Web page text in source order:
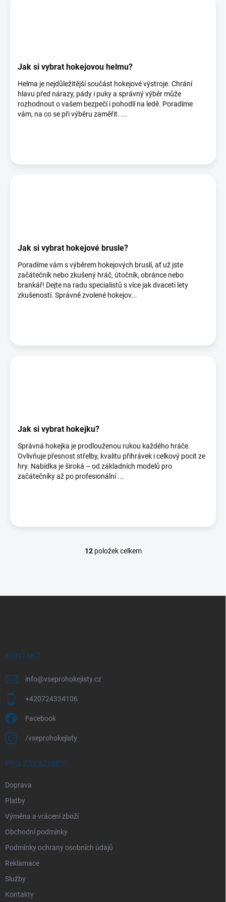
Jak si vybrat hokejovou helmu?
Helma je nejdůležitější součást hokejové výstroje. Chrání
hlavu před nárazy, pády i puky a správný výběr může
rozhodnout o vašem bezpečí i pohodlí na ledě. Poradíme
vám, na co se při výběru zaměřit. ...
Jak si vybrat hokejové brusle?
Poradíme vám s výběrem hokejových bruslí, ať už jste
začátečník nebo zkušený hráč, útočník, obránce nebo
brankář! Dejte na radu specialistů s více jak dvaceti lety
zkušeností. Správně zvolené hokejov...
Jak si vybrat hokejku?
Správná hokejka je prodlouženou rukou každého hráče.
Ovlivňuje přesnost střelby, kvalitu přihrávek i celkový pocit ze
hry. Nabídka je široká – od základních modelů pro
začátečníky až po profesionální ...
O
d
12položek celkem
KONTAKT
info@vseprohokejisty.cz
+420724334106
Facebook
/vseprohokejisty
PRO ZÁKAZNÍKY
Doprava
Platby
Výměna a vrácení zboží
Obchodní podmínky
Podmínky ochrany osobních údajů
Reklamace
Služby
Kontakty